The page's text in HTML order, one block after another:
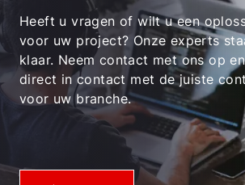
Heeft u vragen of wilt u een
voor uw project? Onze experts
klaar. Neem contact met ons op
direct in contact met de juiste
voor uw branche.